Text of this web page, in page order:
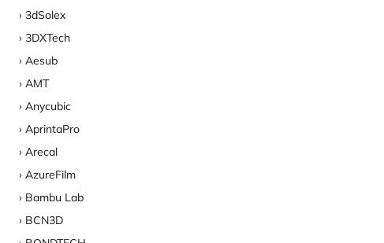
3dSolex
3DXTech
Aesub
AMT
Anycubic
AprintaPro
Arecal
AzureFilm
Bambu Lab
BCN3D